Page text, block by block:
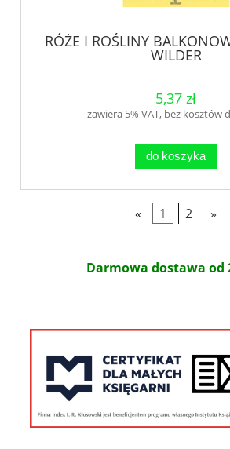
RÓŻE I ROŚLINY
WILDER
5,37 zł
zawiera 5% VAT, bez kosztów
do koszyka
« 1 2 »
Darmowa dostawa od